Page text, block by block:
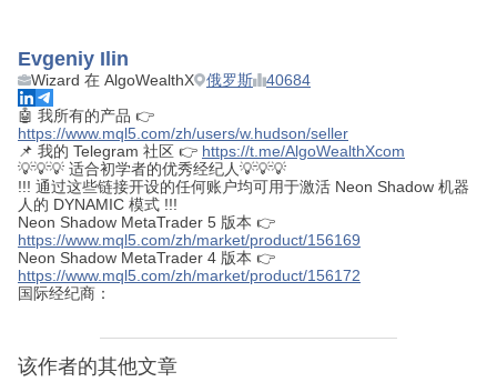
Evgeniy Ilin
Wizard 在 AlgoWealthX 俄罗斯
40684
🤖 我所有的产品 👉
https://www.mql5.com/zh/users/w.hudson/seller
📌 我的 Telegram 社区 👉 https://t.me/AlgoWealthXcom
💡💡💡 适合初学者的优秀经纪人💡💡💡
!!! 通过这些链接开设的任何账户均可用于激活 Neon Shadow 机器
人的 DYNAMIC 模式 !!!
Neon Shadow MetaTrader 5 版本 👉
https://www.mql5.com/zh/market/product/156169
Neon Shadow MetaTrader 4 版本 👉
https://www.mql5.com/zh/market/product/156172
国际经纪商：
该作者的其他文章